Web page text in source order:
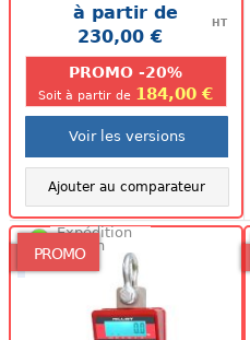
à partir de
230,00 €
HT
PROMO -20%
Soit à partir de 184,00 €
Voir les versions
Ajouter au comparateur
PROMO
Expédition
48/72h